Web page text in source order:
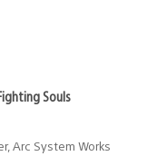
Souls
Arc System Works